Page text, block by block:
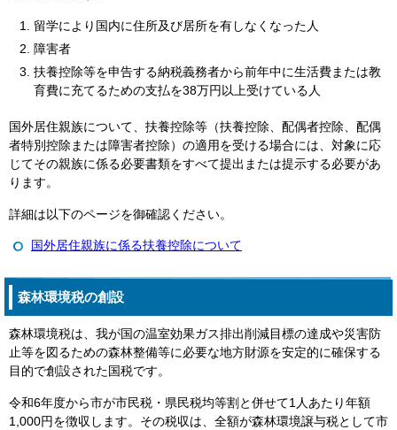
留学により国内に住所及び居所を有しなくなった人
障害者
扶養控除等を申告する納税義務者から前年中に生活費または教
育費に充てるための支払を38万円以上受けている人
国外居住親族について、扶養控除等（扶養控除、配偶者控除、配偶
者特別控除または障害者控除）の適用を受ける場合には、対象に応
じてその親族に係る必要書類をすべて提出または提示する必要があ
ります。
詳細は以下のページを御確認ください。
国外居住親族に係る扶養控除について
森林環境税の創設
森林環境税は、我が国の温室効果ガス排出削減目標の達成や災害防
止等を図るための森林整備等に必要な地方財源を安定的に確保する
目的で創設された国税です。
令和6年度から市が市民税・県民税均等割と併せて1人あたり年額
1,000円を徴収します。その税収は、全額が森林環境譲与税として市